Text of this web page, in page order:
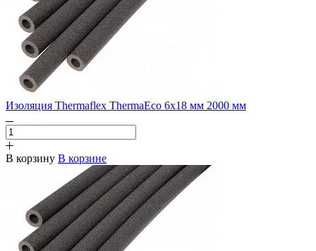
Изоляция Thermaflex ThermaEco 6х18 мм 2000 мм
В корзину В корзине